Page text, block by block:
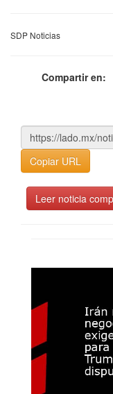
SDP Noticias
Compartir en:
Copiar URL
Leer noticia